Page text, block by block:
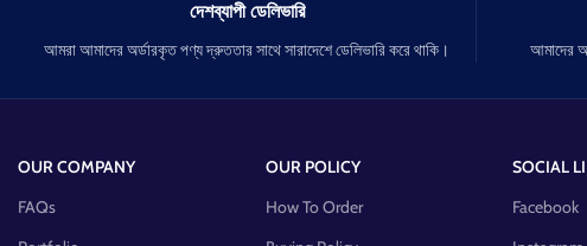
দেশব্যাপী ডেলিভারি
আমরা আমাদের অর্ডারকৃত পণ্য দ্রুততার সাথে সারাদেশে ডেলিভারি করে থাকি। আমাদের
OUR COMPANY
FAQs
OUR POLICY
How To Order
SOCIAL
Facebook